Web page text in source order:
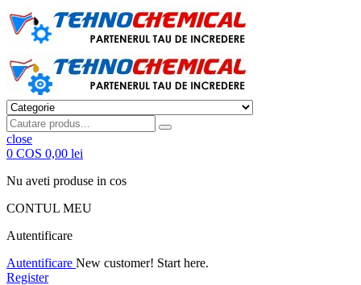
close
0 COS 0,00 lei
Nu aveti produse in cos
CONTUL MEU
Autentificare
Autentificare New customer! Start here.
Register